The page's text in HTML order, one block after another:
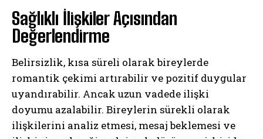
Sağlıklı İlişkiler Açısından
Değerlendirme
Belirsizlik, kısa süreli olarak bireylerde
romantik çekimi artırabilir ve pozitif duygular
uyandırabilir. Ancak uzun vadede ilişki
doyumu azalabilir. Bireylerin sürekli olarak
ilişkilerini analiz etmesi, mesaj beklemesi ve